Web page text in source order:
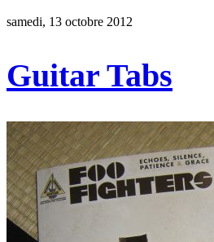
samedi, 13 octobre 2012
Guitar Tabs